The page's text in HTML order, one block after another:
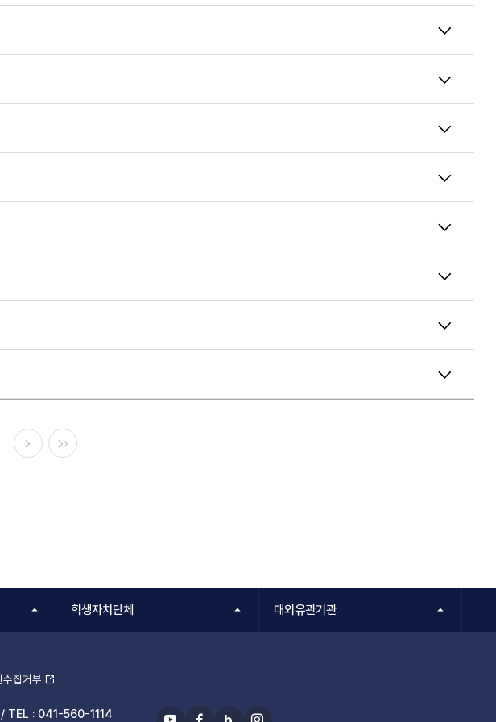
학생자치단체 대외유관기관
수집거부
TEL : 041-560-1114